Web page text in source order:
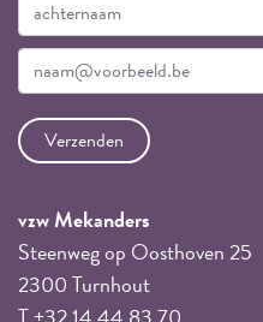
vzw Mekanders
Steenweg op Oosthoven 25
2300 Turnhout